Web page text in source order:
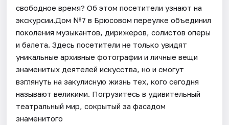
свободное время? Об этом посетители узнают на
экскурсии.Дом №7 в Брюсовом переулке объединил
поколения музыкантов, дирижеров, солистов оперы
и балета. Здесь посетители не только увидят
уникальные архивные фотографии и личные вещи
знаменитых деятелей искусства, но и смогут
взглянуть на закулисную жизнь тех, кого сегодня
называют великими. Погрузитесь в удивительный
театральный мир, сокрытый за фасадом
знаменитого